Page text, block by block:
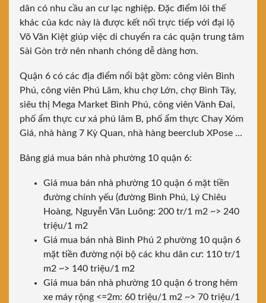
dân có nhu cầu an cư lạc nghiệp. Đặc điểm lôi thế
khác của kdc này là được kết nối trực tiếp với đại lộ
Võ Văn Kiệt giúp việc di chuyển ra các quận trung tâm
Sài Gòn trở nên nhanh chóng dễ dàng hơn.
Quận 6 có các địa điểm nổi bật gồm: công viên Bình
Phú, công viên Phú Lâm, khu chợ Lớn, chợ Bình Tây,
siêu thị Mega Market Bình Phú, công viên Vành Đai,
phố ẩm thực cư xá phú lâm B, phố ẩm thực Chay Xóm
Giá, nhà hàng 7 Kỳ Quan, nhà hàng beerclub XPose …
Bảng giá mua bán nhà phường 10 quận 6:
Giá mua bán nhà phường 10 quận 6 mặt tiền
đường chính yếu (đường Bình Phú, Lý Chiêu
Hoàng, Nguyễn Văn Luông: 200 tr/1 m2 ~> 240
triệu/1 m2
Giá mua bán nhà Bình Phú 2 phường 10 quận 6
mặt tiền đường nội bộ các khu dân cư: 110 tr/1
m2 ~> 140 triệu/1 m2
Giá mua bán nhà phường 10 quận 6 trong hẻm
xe máy rộng <=2m: 60 triệu/1 m2 ~> 70 triệu/1